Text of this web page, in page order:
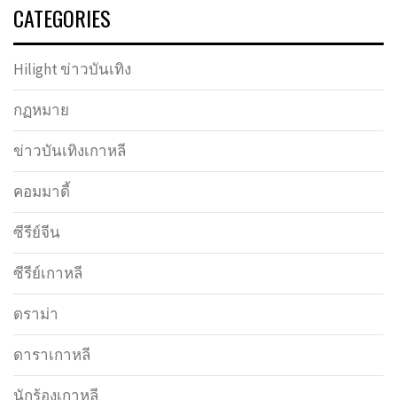
CATEGORIES
Hilight ข่าวบันเทิง
กฏหมาย
ข่าวบันเทิงเกาหลี
คอมมาดี้
ซีรีย์จีน
ซีรีย์เกาหลี
ดราม่า
ดาราเกาหลี
นักร้องเกาหลี